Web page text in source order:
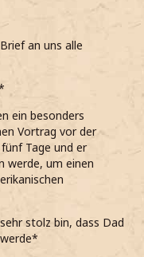
an uns alle
ein besonders
Vortrag vor der
Tage und er
werde, um einen
stolz bin, dass Dad